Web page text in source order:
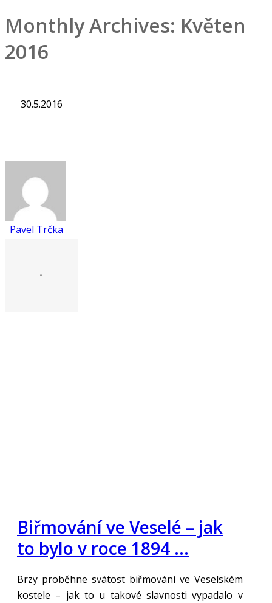
Monthly Archives: Květen
2016
30.5.2016
Pavel Trčka
-
Biřmování ve Veselé – jak
to bylo v roce 1894 …
Brzy proběhne svátost biřmování ve Veselském
kostele – jak to u takové slavnosti vypadalo v